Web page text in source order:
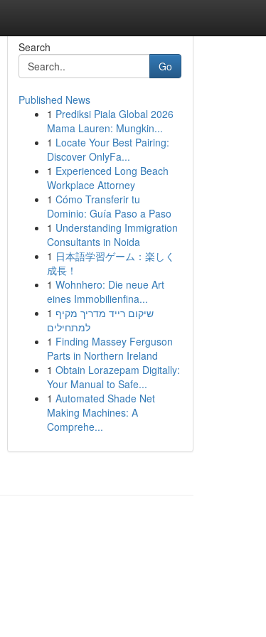
Search
Go
Published News
1 Prediksi Piala Global 2026
Mama Lauren: Mungkin...
1 Locate Your Best Pairing:
Discover OnlyFa...
1 Experienced Long Beach
Workplace Attorney
1 Cómo Transferir tu
Dominio: Guía Paso a Paso
1 Understanding Immigration
Consultants in Noida
1 日本語学習ゲーム：楽しく
成長！
1 Wohnhero: Die neue Art
eines Immobilienfina...
1 שיקום רייד מדריך מקיף
למתחילים
1 Finding Massey Ferguson
Parts in Northern Ireland
1 Obtain Lorazepam Digitally:
Your Manual to Safe...
1 Automated Shade Net
Making Machines: A
Comprehe...